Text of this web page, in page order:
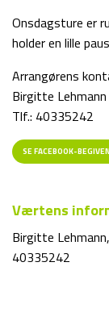
Onsdagsture er
holder en lille
Arrangørens
Birgitte Lehmann
Tlf.: 40335242
SE FACEBOOK-
Værtens
Birgitte
40335242